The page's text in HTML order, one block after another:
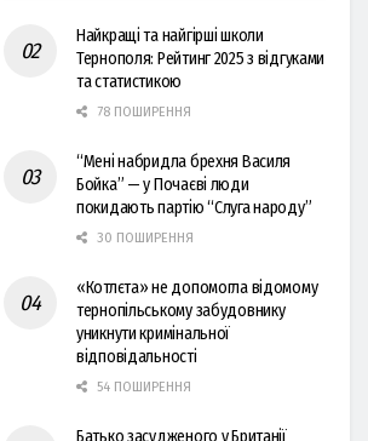
Найкращі та найгірші школи
Тернополя: Рейтинг 2025 з відгуками
та статистикою
78 ПОШИРЕННЯ
“Мені набридла брехня Василя
Бойка” — у Почаєві люди
покидають партію “Слуга народу”
30 ПОШИРЕННЯ
«Котлєта» не допомогла відомому
тернопільському забудовнику
уникнути кримінальної
відповідальності
54 ПОШИРЕННЯ